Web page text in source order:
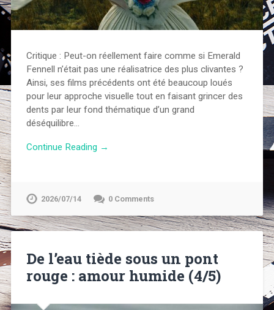
Critique : Peut-on réellement faire comme si Emerald
Fennell n’était pas une réalisatrice des plus clivantes ?
Ainsi, ses films précédents ont été beaucoup loués
pour leur approche visuelle tout en faisant grincer des
dents par leur fond thématique d’un grand
déséquilibre…
Continue Reading →
2026/07/14 0 Comments
De l’eau tiède sous un pont
rouge : amour humide (4/5)